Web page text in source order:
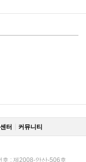
터 커뮤니티
호 : 제2008-안산-506호